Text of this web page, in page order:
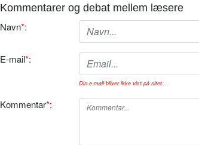
Kommentarer og debat mellem læsere
Navn*:
E-mail*:
Din e-mail bliver ikke vist på sitet.
Kommentar*: